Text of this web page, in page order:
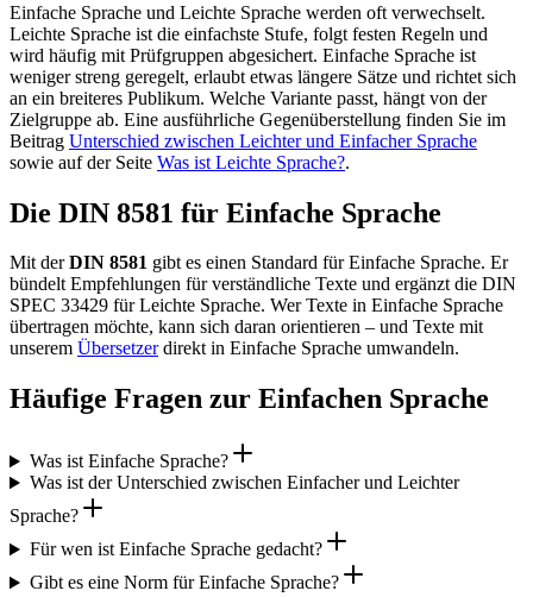
Einfache Sprache und Leichte Sprache werden oft verwechselt.
Leichte Sprache ist die einfachste Stufe, folgt festen Regeln und
wird häufig mit Prüfgruppen abgesichert. Einfache Sprache ist
weniger streng geregelt, erlaubt etwas längere Sätze und richtet sich
an ein breiteres Publikum. Welche Variante passt, hängt von der
Zielgruppe ab. Eine ausführliche Gegenüberstellung finden Sie im
Beitrag Unterschied zwischen Leichter und Einfacher Sprache
sowie auf der Seite Was ist Leichte Sprache?.
Die DIN 8581 für Einfache Sprache
Mit derDIN 8581 gibt es einen Standard für Einfache Sprache. Er
bündelt Empfehlungen für verständliche Texte und ergänzt die DIN
SPEC 33429 für Leichte Sprache. Wer Texte in Einfache Sprache
übertragen möchte, kann sich daran orientieren – und Texte mit
unserem Übersetzerdirekt in Einfache Sprache umwandeln.
Häufige Fragen zur Einfachen Sprache
Was ist Einfache Sprache?
Was ist der Unterschied zwischen Einfacher und Leichter
Sprache?
Für wen ist Einfache Sprache gedacht?
Gibt es eine Norm für Einfache Sprache?